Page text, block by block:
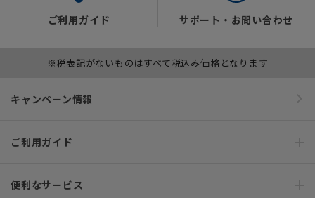
ご利用ガイド サポート・お問い合わせ
※税表記がないものはすべて税込み価格となります
キャンペーン情報
ご利用ガイド
便利なサービス